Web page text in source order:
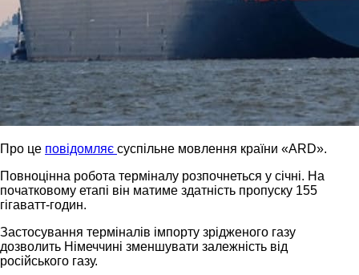
Про це повідомляє суспільне мовлення країни «ARD».
Повноцінна робота терміналу розпочнеться у січні. На
початковому етапі він матиме здатність пропуску 155
гігаватт-годин.
Застосування терміналів імпорту зрідженого газу
дозволить Німеччині зменшувати залежність від
російського газу.